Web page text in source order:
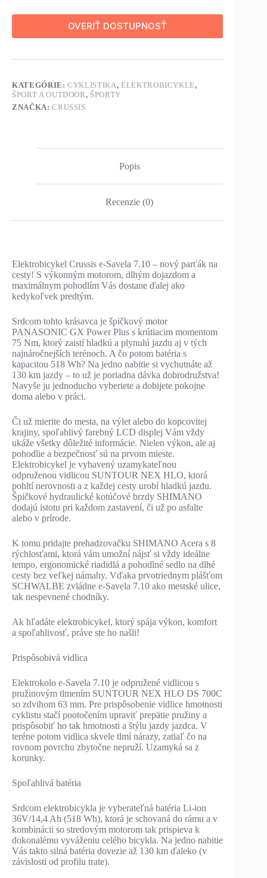
OVERIŤ DOSTUPNOSŤ
KATEGÓRIE:CYKLISTIKA, ELEKTROBICYKLE,
ŠPORT A OUTDOOR , ŠPORTY
ZNAČKA:CRUSSIS
Popis
Recenzie (0)
Elektrobicykel Crussis e-Savela 7.10 – nový parťák na
cesty! S výkonným motorom, dlhým dojazdom a
maximálnym pohodlím Vás dostane ďalej ako
kedykoľvek predtým.
Srdcom tohto krásavca je špičkový motor
PANASONIC GX Power Plus s krútiacim momentom
75 Nm, ktorý zaistí hladkú a plynulú jazdu aj v tých
najnáročnejších terénoch. A čo potom batéria s
kapacitou 518 Wh? Na jedno nabitie si vychutnáte až
130 km jazdy – to už je poriadna dávka dobrodružstva!
Navyše ju jednoducho vyberiete a dobijete pokojne
doma alebo v práci.
Či už mierite do mesta, na výlet alebo do kopcovitej
krajiny, spoľahlivý farebný LCD displej Vám vždy
ukáže všetky dôležité informácie. Nielen výkon, ale aj
pohodlie a bezpečnosť sú na prvom mieste.
Elektrobicykel je vybavený uzamykateľnou
odpruženou vidlicou SUNTOUR NEX HLO, ktorá
pohltí nerovnosti a z každej cesty urobí hladkú jazdu.
Špičkové hydraulické kotúčové brzdy SHIMANO
dodajú istotu pri každom zastavení, či už po asfalte
alebo v prírode.
K tomu pridajte prehadzovačku SHIMANO Acera s 8
rýchlosťami, ktorá vám umožní nájsť si vždy ideálne
tempo, ergonomické riadidlá a pohodlné sedlo na dlhé
cesty bez veľkej námahy. Vďaka prvotriednym plášťom
SCHWALBE zvládne e-Savela 7.10 ako mestské ulice,
tak nespevnené chodníky.
Ak hľadáte elektrobicykel, ktorý spája výkon, komfort
a spoľahlivosť, práve ste ho našli!
Prispôsobivá vidlica
Elektrokolo e-Savela 7.10 je odpružené vidlicou s
pružinovým tlmením SUNTOUR NEX HLO DS 700C
so zdvihom 63 mm. Pre prispôsobenie vidlice hmotnosti
cyklistu stačí pootočením upraviť prepätie pružiny a
prispôsobiť ho tak hmotnosti a štýlu jazdy jazdca. V
teréne potom vidlica skvele tlmí nárazy, zatiaľ čo na
rovnom povrchu zbytočne nepruží. Uzamyká sa z
korunky.
Spoľahlivá batéria
Srdcom elektrobicykla je vyberateľná batéria Li-ion
36V/14,4 Ah (518 Wh), ktorá je schovaná do rámu a v
kombinácii so stredovým motorom tak prispieva k
dokonalému vyváženiu celého bicykla. Na jedno nabitie
Vás takto silná batéria dovezie až 130 km ďaleko (v
závislosti od profilu trate).